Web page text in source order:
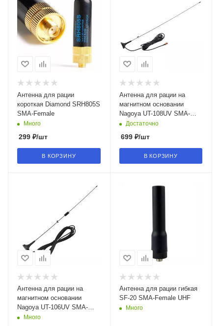
Антенна для рации
короткая Diamond SRH805S
SMA-Female
Много
299 ₽/шт
В КОРЗИНУ
Антенна для рации на
магнитном основании
Nagoya UT-108UV SMA-
Female UHF VHF
Достаточно
699₽/шт
В КОРЗИНУ
Антенна для рации на
магнитном основании
Nagoya UT-106UV SMA-
Female UHF VHF
Много
Антенна для рации гибкая
SF-20 SMA-Female UHF
Много